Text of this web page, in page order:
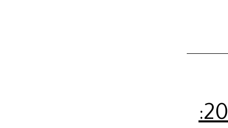
إيجار مرسيدس في مصر 2026: